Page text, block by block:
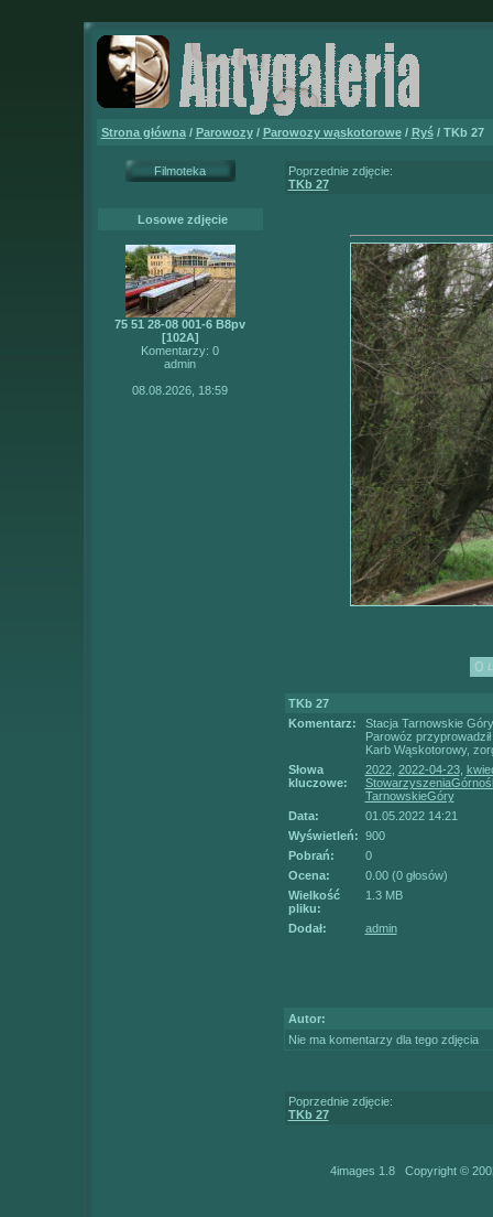
Strona główna/ Parowozy/ Parowozy wąskotorowe/ Ryś/ TKb 27
Filmoteka
Losowe zdjęcie
75 51 28-08 001-6 B8pv
[102A]
Komentarzy: 0
admin
08.08.2026, 18:59
Poprzednie zdjęcie:
TKb 27
TKb 27
Komentarz:
Stacja Tarnowskie
Parowóz
Karb Wąskotorowy,
Słowa
kluczowe:
2022, 2022-04-23,
TarnowskieGóry
Data:
01.05.2022 14:21
Wyświetleń: 900
Pobrań:
0
Ocena:
0.00 (0 głosów)
Wielkość
pliku:
1.3 MB
Dodał: admin
Autor:
Nie ma komentarzy dla tego zdjęcia
Poprzednie zdjęcie:
TKb 27
4images 1.8 Copyright ©